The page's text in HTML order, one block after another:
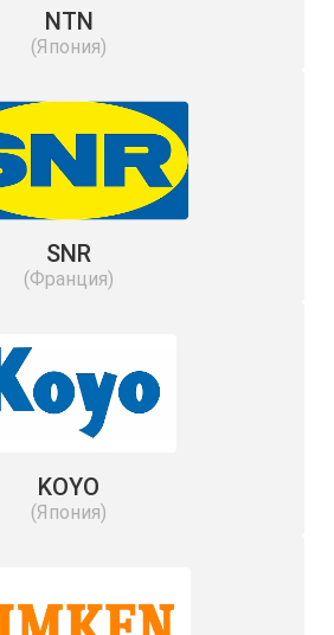
NTN
(Япония)
SNR
(Франция)
KOYO
(Япония)